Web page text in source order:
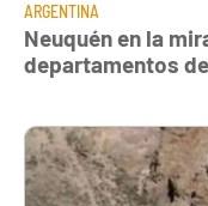
ARGENTINA
Neuquén en la
departamentos